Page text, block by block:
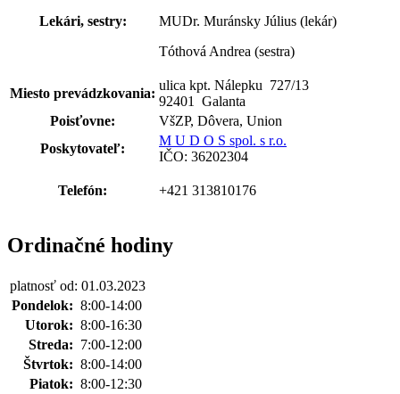
Lekári, sestry:
MUDr. Muránsky Július (lekár)
Tóthová Andrea (sestra)
Miesto prevádzkovania:
ulica kpt. Nálepku 727/13
92401 Galanta
Poisťovne:
VšZP, Dôvera, Union
Poskytovateľ:
M U D O S spol. s r.o.
IČO: 36202304
Telefón: +421 313810176
Ordinačné hodiny
platnosť od: 01.03.2023
Pondelok: 8:00-14:00
Utorok: 8:00-16:30
Streda: 7:00-12:00
Štvrtok: 8:00-14:00
Piatok: 8:00-12:30